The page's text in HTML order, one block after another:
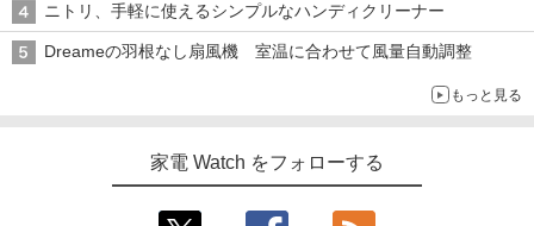
ニトリ、手軽に使えるシンプルなハンディクリーナー
Dreameの羽根なし扇風機 室温に合わせて風量自動調整
もっと見る
家電 Watch をフォローする